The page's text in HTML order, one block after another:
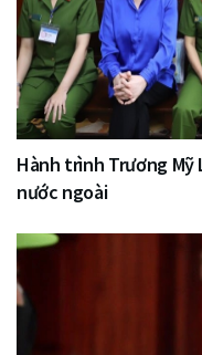
Hành trình Trương Mỹ
nước ngoài